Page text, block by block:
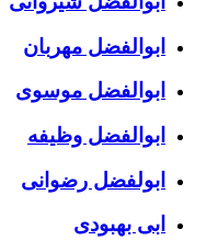
ابوالفضل مهربان
ابوالفضل موسوی
ابوالفضل وظیفه
ابولفضل رضوانی
ابی بهبودی